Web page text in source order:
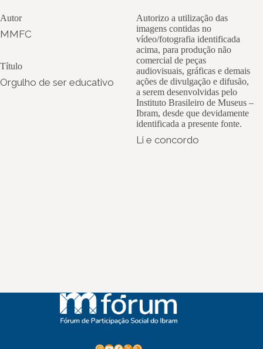
Autor
MMFC
Título
Orgulho de ser educativo
Autorizo a utilização das
imagens contidas no
vídeo/fotografia identificada
acima, para produção não
comercial de peças
audiovisuais, gráficas e demais
ações de divulgação e difusão,
a serem desenvolvidas pelo
Instituto Brasileiro de Museus –
Ibram, desde que devidamente
identificada a presente fonte.
Li e concordo